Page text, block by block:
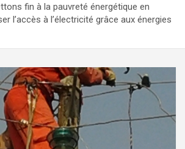
fin à la pauvreté énergétique en
l’accès à l’électricité grâce aux énergies